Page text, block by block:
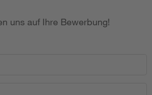
uns auf Ihre Bewerbung!